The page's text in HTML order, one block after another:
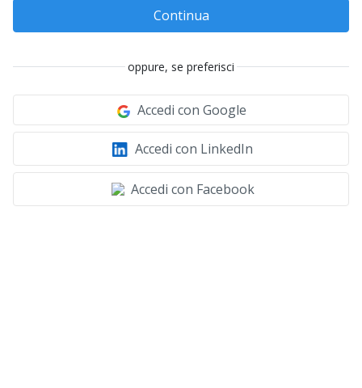
Continua
oppure, se preferisci
Accedi con Google
Accedi con LinkedIn
Accedi con Facebook